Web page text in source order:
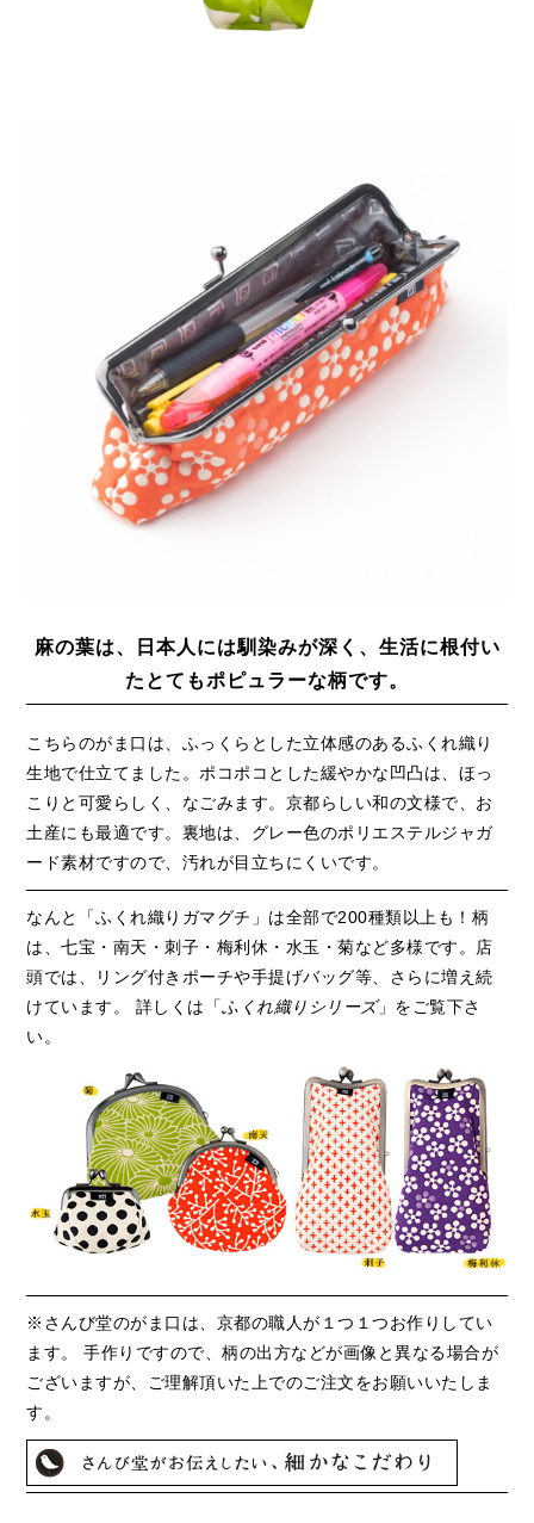
麻の葉は、日本人には馴染みが深く、生活に根付い
たとてもポピュラーな柄です。
こちらのがま口は、ふっくらとした立体感のあるふくれ織り
生地で仕立てました。ポコポコとした緩やかな凹凸は、ほっ
こりと可愛らしく、なごみます。京都らしい和の文様で、お
土産にも最適です。裏地は、グレー色のポリエステルジャガ
ード素材ですので、汚れが目立ちにくいです。
なんと「ふくれ織りガマグチ」は全部で200種類以上も！柄
は、七宝・南天・刺子・梅利休・水玉・菊など多様です。店
頭では、リング付きポーチや手提げバッグ等、さらに増え続
けています。 詳しくは「ふくれ織りシリーズ」をご覧下さ
い。
※さんび堂のがま口は、京都の職人が１つ１つお作りしてい
ます。 手作りですので、柄の出方などが画像と異なる場合が
ございますが、ご理解頂いた上でのご注文をお願いいたしま
す。